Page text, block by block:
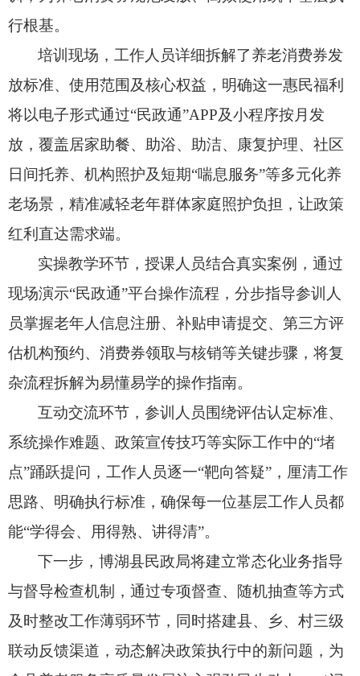
行根基。
培训现场， 工作人员详细拆解了养老消费券发
放标准、 使用范围及核心权益， 明确这一惠民福利
将以电子形式通过“民政通”APP及小程序按月发
放， 覆盖居家助餐、 助浴、 助洁、 康复护理、 社区
日间托养、 机构照护及短期“喘息服务”等多元化养
老场景， 精准减轻老年群体家庭照护负担， 让政策
红利直达需求端。
实操教学环节，授课人员结合真实案例，通过
现场演示“民政通”平台操作流程， 分步指导参训人
员掌握老年人信息注册、 补贴申请提交、 第三方评
估机构预约、 消费券领取与核销等关键步骤， 将复
杂流程拆解为易懂易学的操作指南。
互动交流环节，参训人员围绕评估认定标准、
系统操作难题、 政策宣传技巧等实际工作中的“堵
点”踊跃提问， 工作人员逐一“靶向答疑”， 厘清工作
思路、 明确执行标准， 确保每一位基层工作人员都
能“学得会、 用得熟、 讲得清”。
下一步，博湖县民政局将建立常态化业务指导
与督导检查机制， 通过专项督查、 随机抽查等方式
及时整改工作薄弱环节， 同时搭建县、 乡、 村三级
联动反馈渠道， 动态解决政策执行中的新问题， 为